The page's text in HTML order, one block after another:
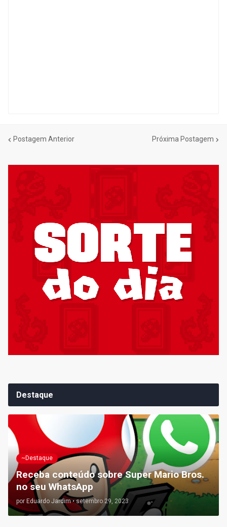
Postagem Anterior Próxima Postagem
Destaque
~Destaque
Receba conteúdo sobre Super Mario Bros.
no seu WhatsApp
por Eduardo Jardim • setembro 29, 2023